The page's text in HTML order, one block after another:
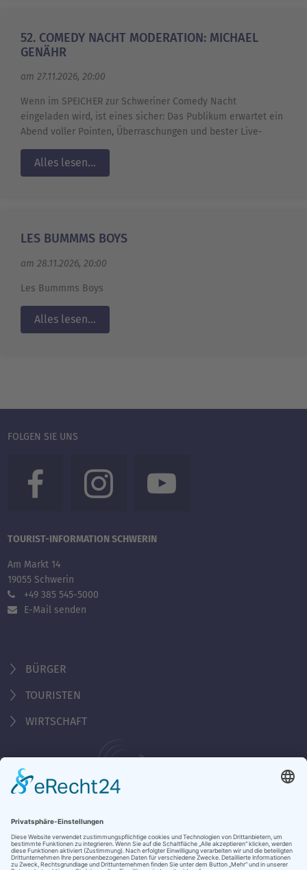
52. COMEDY NACHT MODERATION: MICHAEL
GENÄHR
am 27.11.2026, 20:00
Wenn im SPEICHER zur Schweriner Comedy Nacht
eingeladen wird, ist eines sicher: Das Publikum erwartet ein
Abend voller Pointen, Überraschungen und bester Live-
Alles lesen...
LES BUMMMS BOYS
am 28.11.2026, 20:00
Les Bummms Boys
Alles lesen...
FOLGEN SIE UNS
TOURIST-INFORMATION SCHWERIN
Am Markt 14
19055 Schwerin
+49 385 545-5000
E-Mail senden
BÜRGER
TOURISTEN
WIRTSCHAFT
Montag - Freitag 10:00 - 18:00 Uhr
Samstag, Sonntag, Feiertag 10:00 - 15:00 Uhr